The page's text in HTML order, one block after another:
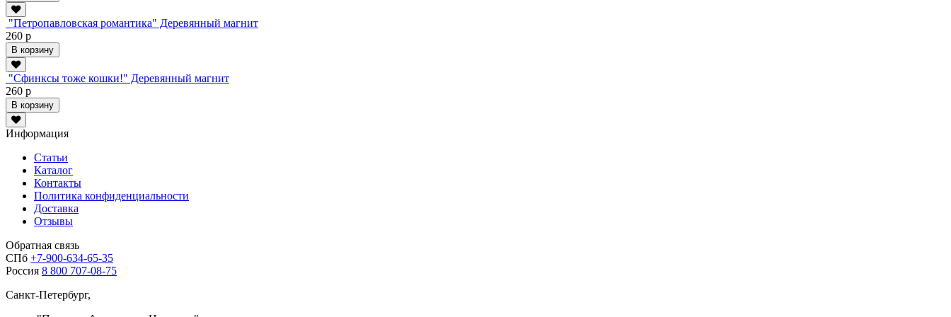
"Петропавловская романтика" Деревянный магнит
260 р
В корзину
"Сфинксы тоже кошки!" Деревянный магнит
260 р
В корзину
Информация
Статьи
Каталог
Контакты
Политика конфиденциальности
Доставка
Отзывы
Обратная связь
СПб +7-900-634-65-35
Россия 8 800 707-08-75
Санкт-Петербург,